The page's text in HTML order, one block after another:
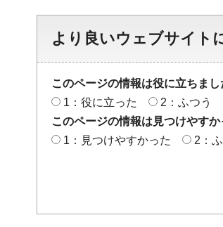
より良いウェブサイト
このページの情報は役に立ちまし
1：役に立った
2：ふつう
このページの情報は見つけやすか
1：見つけやすかった
2：